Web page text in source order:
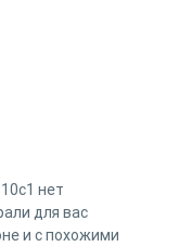
нет
для вас
и с похожими